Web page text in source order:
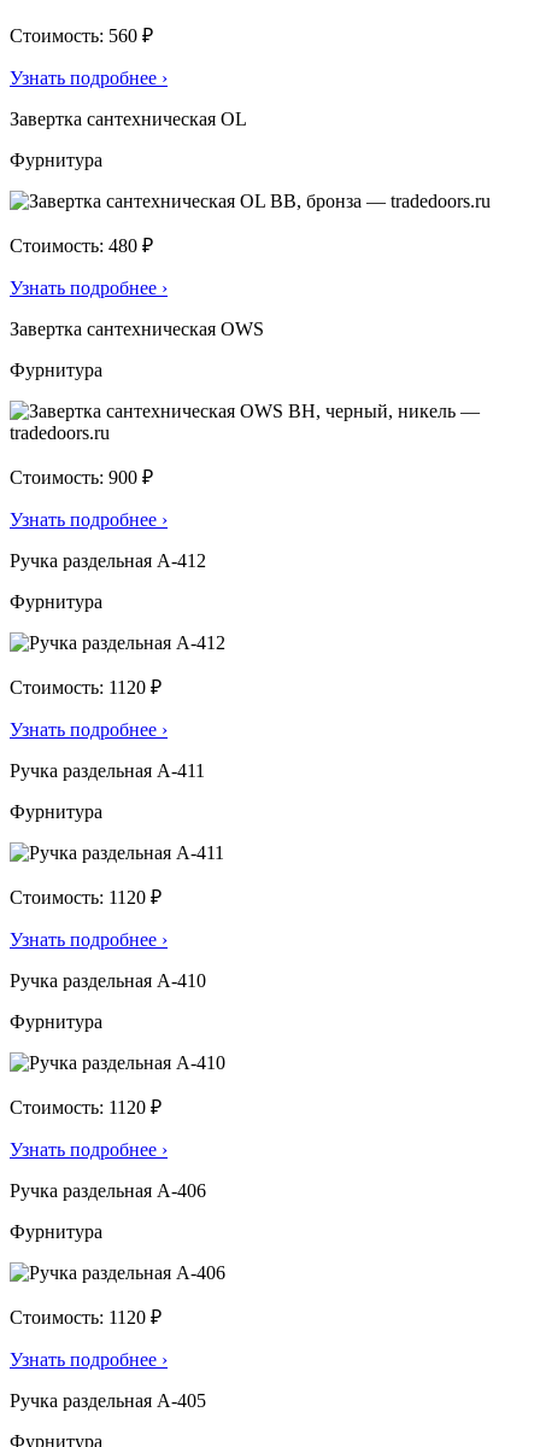
Стоимость: 560 ₽
Узнать подробнее ›
Завертка сантехническая OL
Фурнитура
Стоимость: 480 ₽
Узнать подробнее ›
Завертка сантехническая OWS
Фурнитура
Стоимость: 900 ₽
Узнать подробнее ›
Ручка раздельная А-412
Фурнитура
Стоимость: 1120 ₽
Узнать подробнее ›
Ручка раздельная А-411
Фурнитура
Стоимость: 1120 ₽
Узнать подробнее ›
Ручка раздельная А-410
Фурнитура
Стоимость: 1120 ₽
Узнать подробнее ›
Ручка раздельная А-406
Фурнитура
Стоимость: 1120 ₽
Узнать подробнее ›
Ручка раздельная А-405
Фурнитура